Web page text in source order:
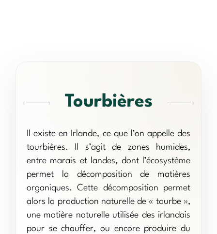
Tourbières
Il existe en Irlande, ce que l’on appelle des
tourbières. Il s’agit de zones humides,
entre marais et landes, dont l’écosystème
permet la décomposition de matières
organiques. Cette décomposition permet
alors la production naturelle de « tourbe »,
une matière naturelle utilisée des irlandais
pour se chauffer, ou encore produire du